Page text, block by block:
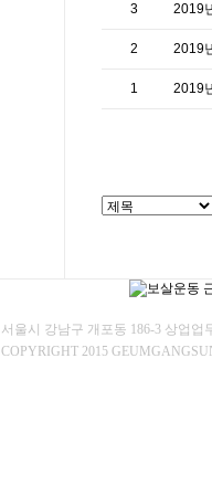
3 2019
2 2019
1 2019
서울시 강남구 개포동 186-3 상업업
COPYRIGHT 2015